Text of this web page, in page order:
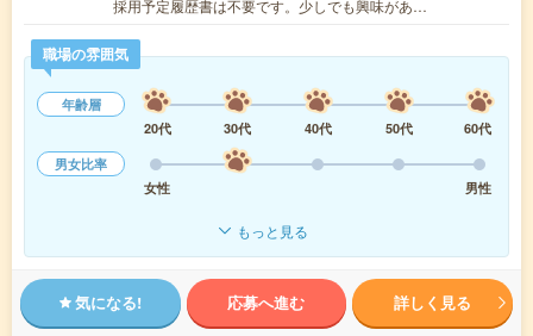
採用予定履歴書は不要です。少しでも興味があ…
職場の雰囲気
年齢層
20代
30代 40代 50代
60代
男女比率
女性
男性
もっと見る
気になる! 応募へ進む 詳しく見る